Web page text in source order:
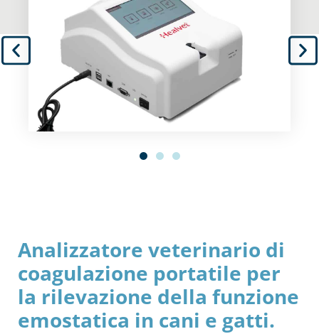
Analizzatore veterinario di
coagulazione portatile per
la rilevazione della funzione
emostatica in cani e gatti.